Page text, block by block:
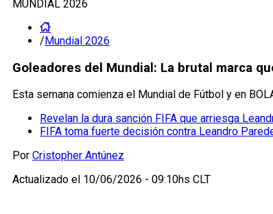
MUNDIAL 2026
/Mundial 2026
Goleadores del Mundial: La brutal marca
Esta semana comienza el Mundial de Fútbol y en
Revelan la dura sanción FIFA que arriesga
FIFA toma fuerte decisión contra Leandro
Por Cristopher Antúnez
Actualizado el 10/06/2026 - 09:10hs CLT